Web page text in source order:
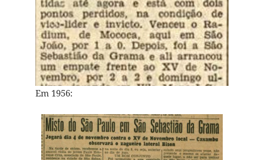
Em 1956: